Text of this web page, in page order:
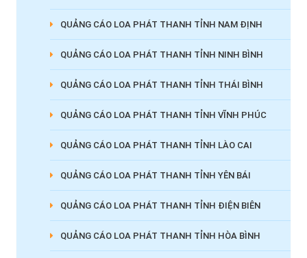
QUẢNG CÁO LOA PHÁT THANH TỈNH NAM ĐỊNH
QUẢNG CÁO LOA PHÁT THANH TỈNH NINH BÌNH
QUẢNG CÁO LOA PHÁT THANH TỈNH THÁI BÌNH
QUẢNG CÁO LOA PHÁT THANH TỈNH VĨNH PHÚC
QUẢNG CÁO LOA PHÁT THANH TỈNH LÀO CAI
QUẢNG CÁO LOA PHÁT THANH TỈNH YÊN BÁI
QUẢNG CÁO LOA PHÁT THANH TỈNH ĐIỆN BIÊN
QUẢNG CÁO LOA PHÁT THANH TỈNH HÒA BÌNH